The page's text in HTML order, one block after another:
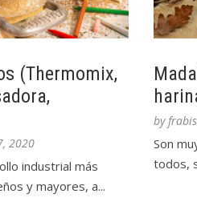
(Thermomix,
2020
industrial más
y mayores, a...
by
Son
todos,